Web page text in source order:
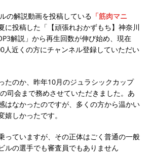
の解説動画を投稿している 「筋肉マニ
に投稿した「【頑張れおかずもち】神奈川
解説」から再生回数が伸び始め、現在
人近くの方にチャンネル登録していただい
たのか、昨年10月のジュラシックカップ
司会まで務めさせていただきました。あ
はなかったのですが、多くの方から温かい
嬉しかったです。
っていますが、その正体はごく普通の一般
ルの選手でも審査員でもありません